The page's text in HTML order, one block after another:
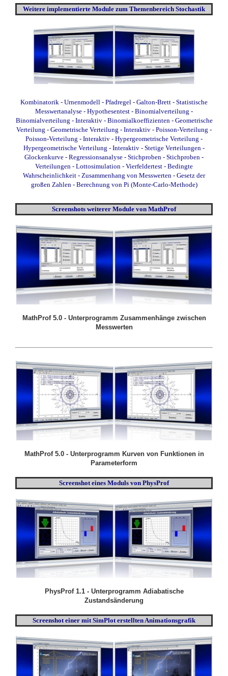
Weitere implementierte Module zum Themenbereich Stochastik
Kombinatorik - Urnenmodell - Pfadregel - Galton-Brett - Statistische
Messwertanalyse - Hypothesentest - Binomialverteilung -
Binomialverteilung - Interaktiv- Binomialkoeffizienten- Geometrische
Verteilung - Geometrische Verteilung - Interaktiv - Poisson-Verteilung -
Poisson-Verteilung - Interaktiv - Hypergeometrische Verteilung -
Hypergeometrische Verteilung - Interaktiv - Stetige Verteilungen -
Glockenkurve - Regressionsanalyse - Stichproben - Stichproben -
Verteilungen - Lottosimulation - Vierfeldertest - Bedingte
Wahrscheinlichkeit - Zusammenhang von Messwerten - Gesetz der
großen Zahlen- Berechnung von Pi (Monte-Carlo-Methode)
Screenshots weiterer Module von MathProf
MathProf 5.0 - Unterprogramm Zusammenhänge zwischen
Messwerten
MathProf 5.0 - Unterprogramm Kurven von Funktionen in
Parameterform
Screenshot eines Moduls von PhysProf
PhysProf 1.1 - Unterprogramm Adiabatische
Zustandsänderung
Screenshot einer mit SimPlot erstellten Animationsgrafik